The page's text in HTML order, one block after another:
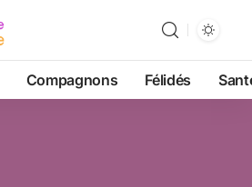
Compagnons Félidés